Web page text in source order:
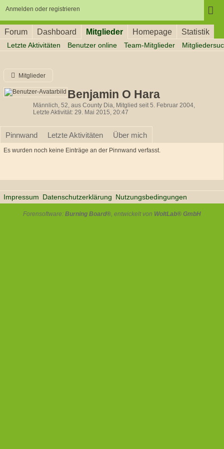
Anmelden oder registrieren
Forum Dashboard Mitglieder Homepage Statistik
Letzte Aktivitäten Benutzer online Team-Mitglieder
Mitglieder
Benjamin O Hara
Männlich 52 aus County Dia
Mitglied seit 5. Februar 2004
Letzte Aktivität 29. Mai 2015, 20:47
Pinnwand Letzte Aktivitäten Über mich
Es wurden noch keine Einträge an der Pinnwand verfasst.
Impressum Datenschutzerklärung Nutzungsbedingungen
Forensoftware: Burning Board® , entwickelt von WoltLab® GmbH